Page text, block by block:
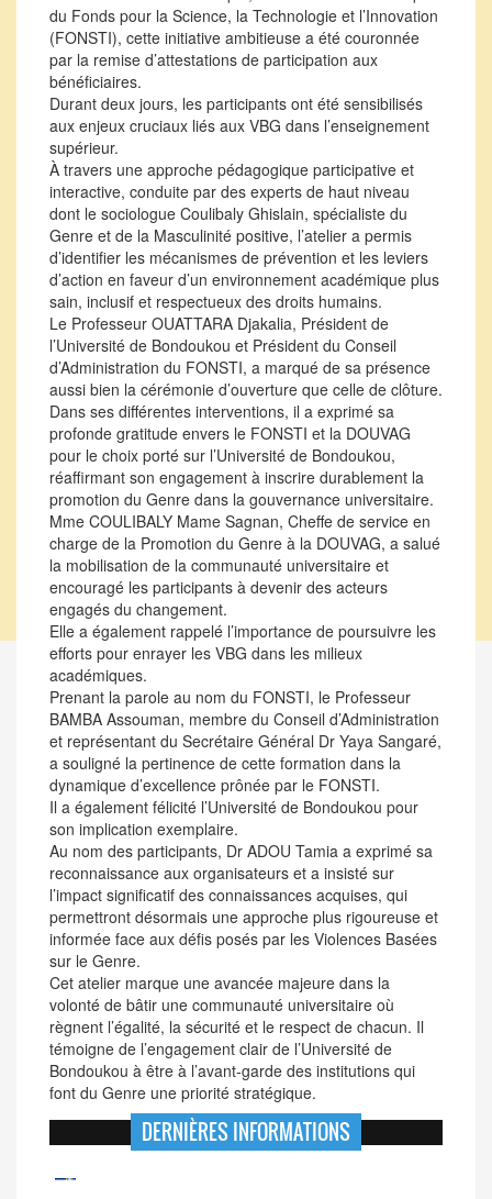
du Fonds pour la Science, la Technologie et l’Innovation
(FONSTI), cette initiative ambitieuse a été couronnée
par la remise d’attestations de participation aux
bénéficiaires.
Durant deux jours, les participants ont été sensibilisés
aux enjeux cruciaux liés aux VBG dans l’enseignement
supérieur.
À travers une approche pédagogique participative et
interactive, conduite par des experts de haut niveau
dont le sociologue Coulibaly Ghislain, spécialiste du
Genre et de la Masculinité positive, l’atelier a permis
d’identifier les mécanismes de prévention et les leviers
d’action en faveur d’un environnement académique plus
sain, inclusif et respectueux des droits humains.
Le Professeur OUATTARA Djakalia, Président de
l’Université de Bondoukou et Président du Conseil
d’Administration du FONSTI, a marqué de sa présence
aussi bien la cérémonie d’ouverture que celle de clôture.
Dans ses différentes interventions, il a exprimé sa
profonde gratitude envers le FONSTI et la DOUVAG
pour le choix porté sur l’Université de Bondoukou,
réaffirmant son engagement à inscrire durablement la
promotion du Genre dans la gouvernance universitaire.
Mme COULIBALY Mame Sagnan, Cheffe de service en
charge de la Promotion du Genre à la DOUVAG, a salué
la mobilisation de la communauté universitaire et
encouragé les participants à devenir des acteurs
engagés du changement.
Elle a également rappelé l’importance de poursuivre les
efforts pour enrayer les VBG dans les milieux
académiques.
Prenant la parole au nom du FONSTI, le Professeur
BAMBA Assouman, membre du Conseil d’Administration
et représentant du Secrétaire Général Dr Yaya Sangaré,
a souligné la pertinence de cette formation dans la
dynamique d’excellence prônée par le FONSTI.
Il a également félicité l’Université de Bondoukou pour
son implication exemplaire.
Au nom des participants, Dr ADOU Tamia a exprimé sa
reconnaissance aux organisateurs et a insisté sur
l’impact significatif des connaissances acquises, qui
permettront désormais une approche plus rigoureuse et
informée face aux défis posés par les Violences Basées
sur le Genre.
Cet atelier marque une avancée majeure dans la
volonté de bâtir une communauté universitaire où
règnent l’égalité, la sécurité et le respect de chacun. Il
témoigne de l’engagement clair de l’Université de
Bondoukou à être à l’avant-garde des institutions qui
font du Genre une priorité stratégique.
DERNIÈRES INFORMATIONS